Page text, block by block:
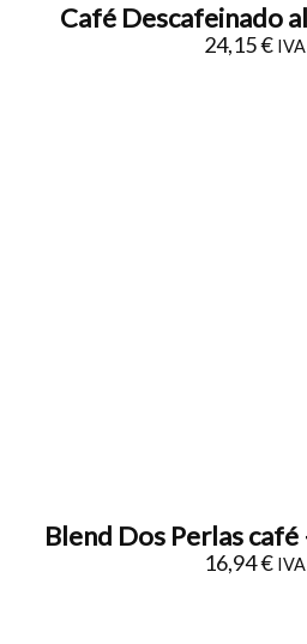
Café Descafeinado
24,15€
Blend Dos Perlas
16,94€